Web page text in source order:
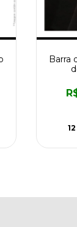
Barra
12